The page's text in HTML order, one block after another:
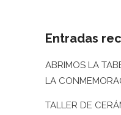
Entradas
ABRIMOS LA
LA
TALLER DE